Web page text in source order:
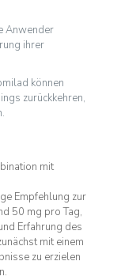
Anwender
ihrer
können
zurückkehren,
mit
Empfehlung zur
50 mg pro Tag,
Erfahrung des
mit einem
zu erzielen